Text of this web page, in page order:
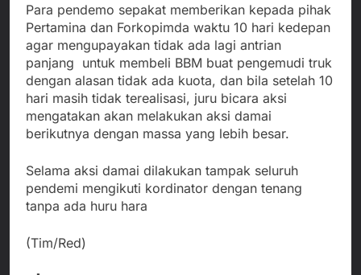
Para pendemo sepakat memberikan kepada pihak
Pertamina dan Forkopimda waktu 10 hari kedepan
agar mengupayakan tidak ada lagi antrian
panjang untuk membeli BBM buat pengemudi truk
dengan alasan tidak ada kuota, dan bila setelah 10
hari masih tidak terealisasi, juru bicara aksi
mengatakan akan melakukan aksi damai
berikutnya dengan massa yang lebih besar.
Selama aksi damai dilakukan tampak seluruh
pendemi mengikuti kordinator dengan tenang
tanpa ada huru hara
(Tim/Red)